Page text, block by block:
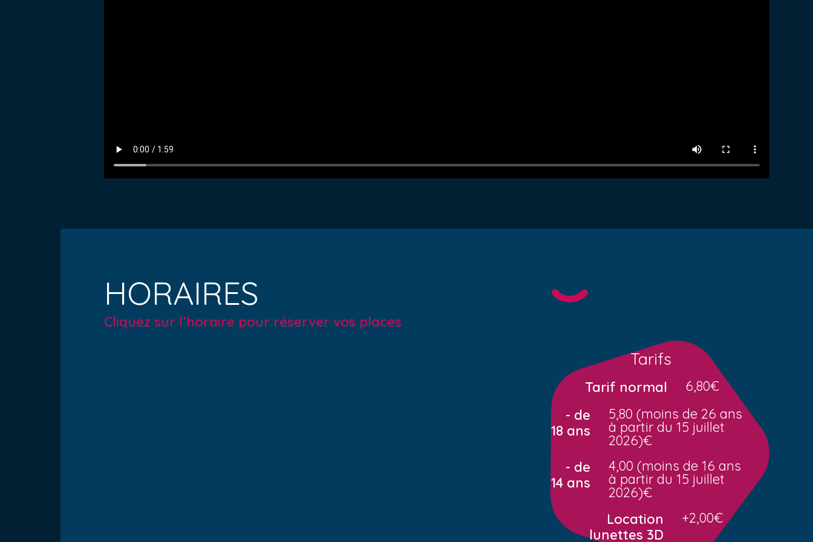
HORAIRES
Cliquez sur l’horaire pour réserver vos places
Tarifs
Tarif normal
6,80€
- de
18 ans
5,80 (moins de 26 ans
à partir du 15 juillet
2026)€
- de
14 ans
4,00 (moins de 16 ans
à partir du 15 juillet
2026)€
Location
lunettes 3D
+2,00€